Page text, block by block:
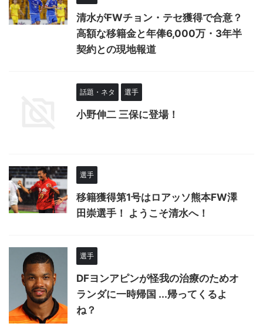
清水がFWチョン・テセ獲得で合意？
高額な移籍金と年俸6,000万・3年半
契約との現地報道
話題・ネタ 選手
小野伸二 三保に登場！
選手
移籍獲得第1号はロアッソ熊本FW澤
田崇選手！ ようこそ清水へ！
選手
DFヨンアピンが怪我の治療のためオ
ランダに一時帰国 ...帰ってくるよ
ね？